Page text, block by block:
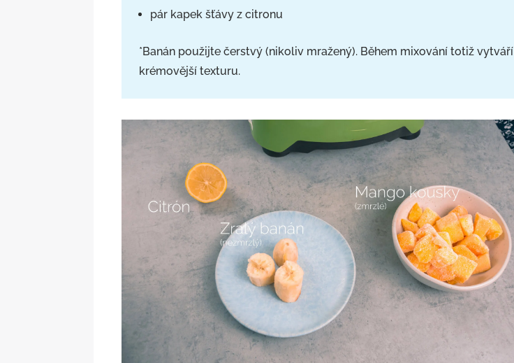
pár kapek šťávy z citronu
*Banán použijte čerstvý (nikoliv mražený). Během mixování totiž vytváří
krémovější texturu.